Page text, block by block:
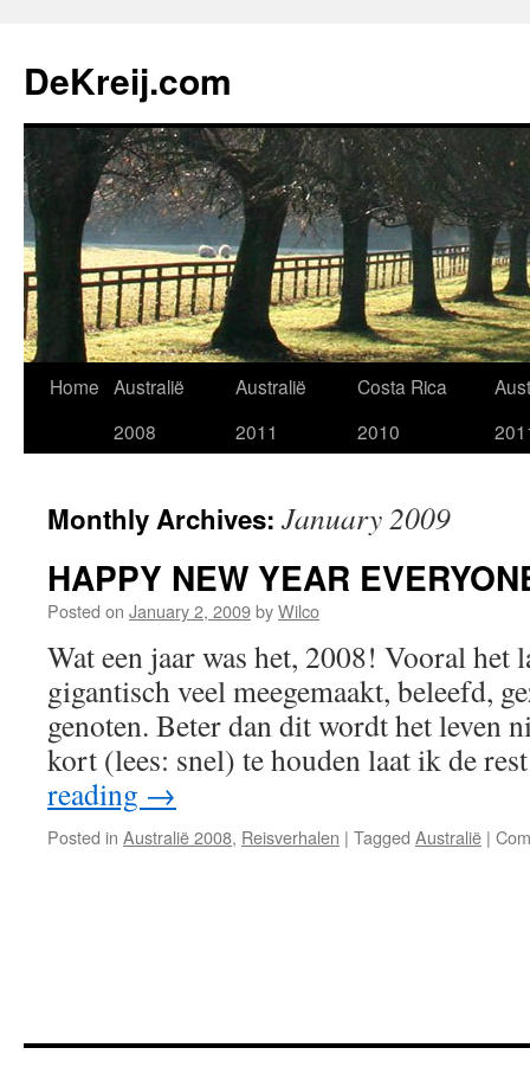
content
DeKreij.com
Home Australië
2008
Australië
2011
Costa Rica
2010
Monthly Archives: January 2009
HAPPY NEW YEAR
Posted on January 2, 2009byWilco
Wat een jaar was het, 2008! Vooral het
gigantisch veel meegemaakt, beleefd,
genoten. Beter dan dit wordt het leven
kort (lees: snel) te houden laat ik de
reading →
Posted in Australië 2008, Reisverhalen | Tagged Australië |